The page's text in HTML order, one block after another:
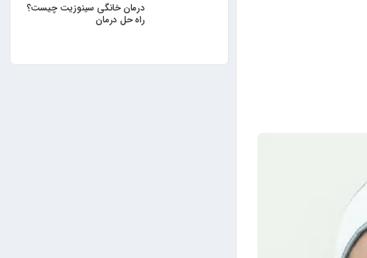
درمان خانگی سینوزیت چیست؟
راه حل درمان